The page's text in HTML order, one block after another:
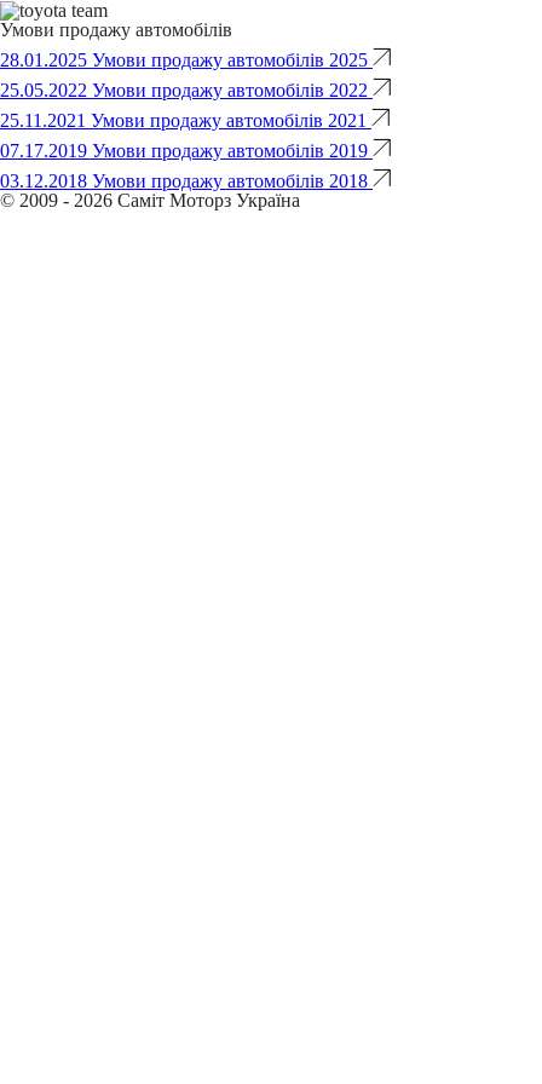
Умови продажу автомобілів
28.01.2025 Умови продажу автомобілів 2025
25.05.2022 Умови продажу автомобілів 2022
25.11.2021 Умови продажу автомобілів 2021
07.17.2019 Умови продажу автомобілів 2019
03.12.2018 Умови продажу автомобілів 2018
© 2009 - 2026 Саміт Моторз Україна